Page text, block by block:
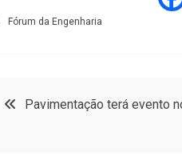
Fórum da Engenharia
Navegação
Pavimentação terá evento